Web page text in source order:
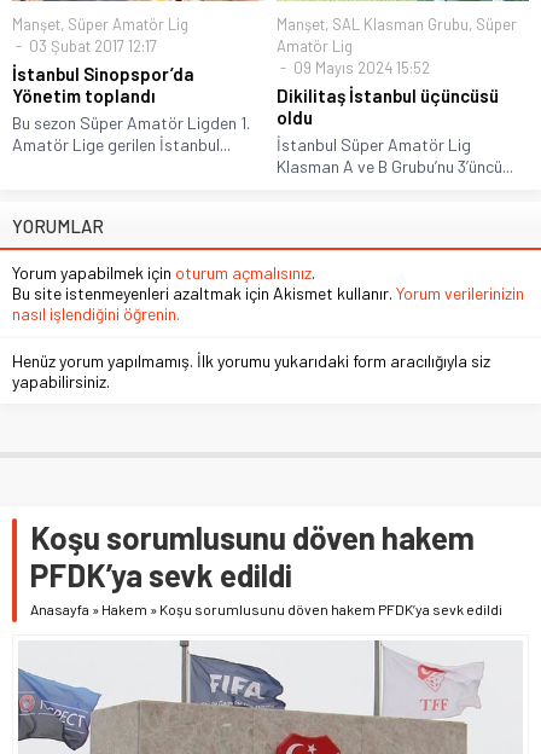
Manşet, Süper Amatör Lig
03 Şubat 2017 12:17
İstanbul Sinopspor’da
Yönetim toplandı
Bu sezon Süper Amatör Ligden 1.
Amatör Lige gerilen İstanbul...
Manşet, SAL Klasman Grubu, Süper
Amatör Lig
09 Mayıs 2024 15:52
Dikilitaş İstanbul üçüncüsü
oldu
İstanbul Süper Amatör Lig
Klasman A ve B Grubu’nu 3’üncü...
YORUMLAR
Yorum yapabilmek için oturum açmalısınız.
Bu site istenmeyenleri azaltmak için Akismet kullanır. Yorum verilerinizin
nasıl işlendiğini öğrenin.
Henüz yorum yapılmamış. İlk yorumu yukarıdaki form aracılığıyla siz
yapabilirsiniz.
Koşu sorumlusunu döven hakem
PFDK’ya sevk edildi
Anasayfa » Hakem » Koşu sorumlusunu döven hakem PFDK’ya sevk edildi